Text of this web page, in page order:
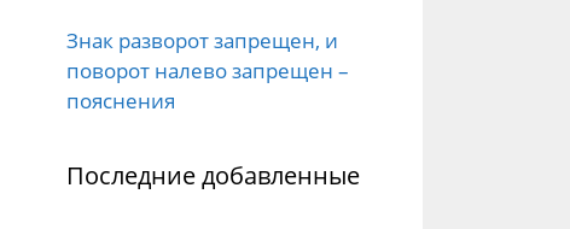
Знак разворот запрещен, и
поворот налево запрещен –
пояснения
Последние добавленные